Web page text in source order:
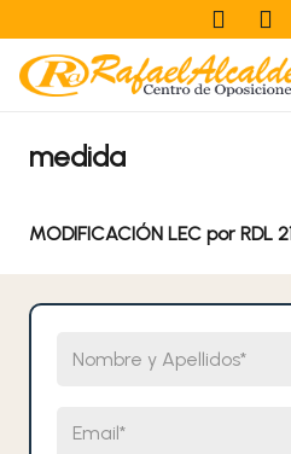
medida
MODIFICACIÓN LEC por RDL